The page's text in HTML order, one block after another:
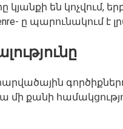
կյանքի են
ը պարունակում
մի քանի